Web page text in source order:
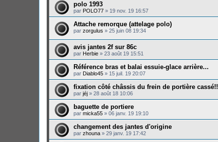
polo 1993
par POLO77 » 19 nov. 19 16:57
Attache remorque (attelage polo)
par zorgulus » 25 juin 08 19:34
avis jantes 2f sur 86c
par Herbie » 23 août 19 15:51
Référence bras et balai essuie-glace arrière...
par Diablo45 » 15 juil. 19 20:07
fixation côté châssis du frein de portière cassé!!
par jéj » 28 août 18 10:06
baguette de portiere
par micka55 » 06 janv. 19 19:10
changement des jantes d'origine
par zhouna » 29 janv. 19 17:42